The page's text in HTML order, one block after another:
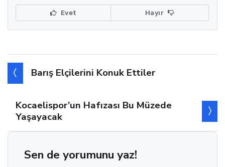
Evet Hayır
Barış Elçilerini Konuk Ettiler
Kocaelispor’un Hafızası Bu Müzede
Yaşayacak
Sen de yorumunu yaz!